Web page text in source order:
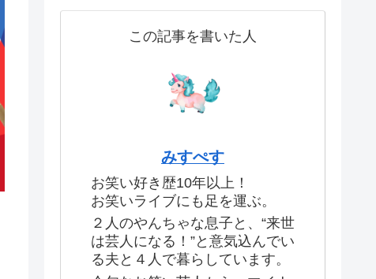
この記事を書いた人
みすぺす
お笑い好き歴10年以上！
お笑いライブにも足を運ぶ。
２人のやんちゃな息子と、“来世
は芸人になる！”と意気込んでい
る夫と４人で暮らしています。